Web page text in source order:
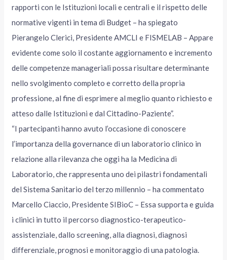
rapporti con le Istituzioni locali e centrali e il rispetto delle
normative vigenti in tema di Budget – ha spiegato
Pierangelo Clerici, Presidente AMCLI e FISMELAB – Appare
evidente come solo il costante aggiornamento e incremento
delle competenze manageriali possa risultare determinante
nello svolgimento completo e corretto della propria
professione, al fine di esprimere al meglio quanto richiesto e
atteso dalle Istituzioni e dal Cittadino-Paziente”.
“I partecipanti hanno avuto l’occasione di conoscere
l’importanza della governance di un laboratorio clinico in
relazione alla rilevanza che oggi ha la Medicina di
Laboratorio, che rappresenta uno dei pilastri fondamentali
del Sistema Sanitario del terzo millennio – ha commentato
Marcello Ciaccio, Presidente SIBioC – Essa supporta e guida
i clinici in tutto il percorso diagnostico-terapeutico-
assistenziale, dallo screening, alla diagnosi, diagnosi
differenziale, prognosi e monitoraggio di una patologia.